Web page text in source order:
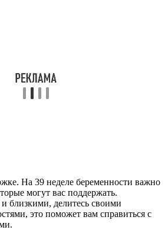
На 39 неделе беременности важно
могут вас поддержать.
близкими, делитесь своими
это поможет вам справиться с